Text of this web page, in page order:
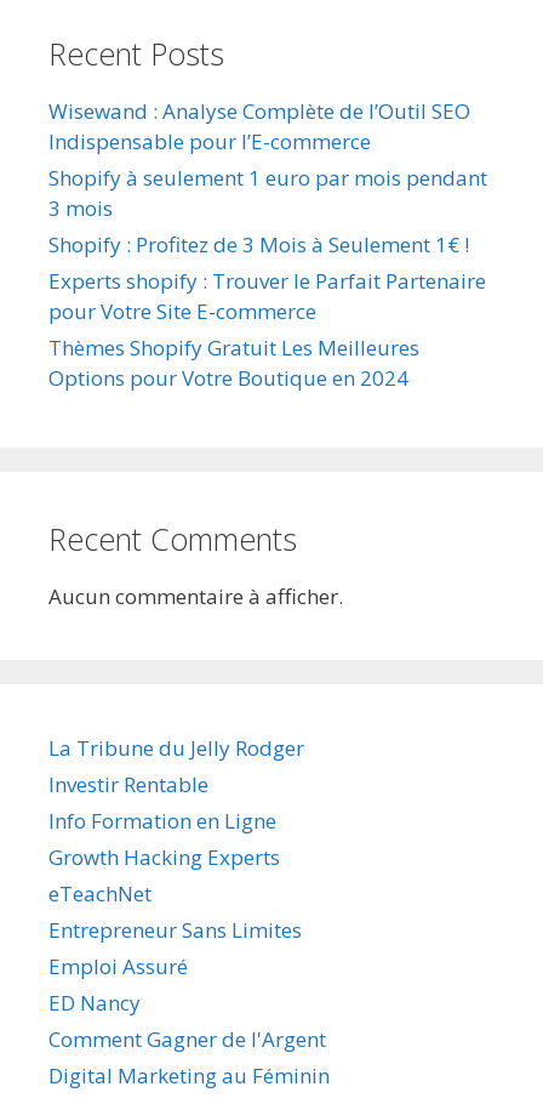
Recent Posts
Wisewand : Analyse Complète de l’Outil SEO
Indispensable pour l’E-commerce
Shopify à seulement 1 euro par mois pendant
3 mois
Shopify : Profitez de 3 Mois à Seulement 1€ !
Experts shopify : Trouver le Parfait Partenaire
pour Votre Site E-commerce
Thèmes Shopify Gratuit Les Meilleures
Options pour Votre Boutique en 2024
Recent Comments
Aucun commentaire à afficher.
La Tribune du Jelly Rodger
Investir Rentable
Info Formation en Ligne
Growth Hacking Experts
eTeachNet
Entrepreneur Sans Limites
Emploi Assuré
ED Nancy
Comment Gagner de l'Argent
Digital Marketing au Féminin